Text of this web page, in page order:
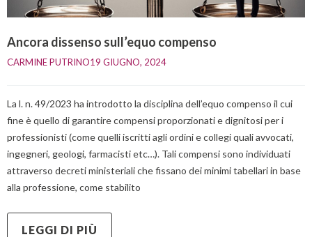
Ancora dissenso sull’equo compenso
CARMINE PUTRINO19 GIUGNO, 2024
La l. n. 49/2023 ha introdotto la disciplina dell’equo compenso il cui
fine è quello di garantire compensi proporzionati e dignitosi per i
professionisti (come quelli iscritti agli ordini e collegi quali avvocati,
ingegneri, geologi, farmacisti etc…). Tali compensi sono individuati
attraverso decreti ministeriali che fissano dei minimi tabellari in base
alla professione, come stabilito
LEGGI DI PIÙ